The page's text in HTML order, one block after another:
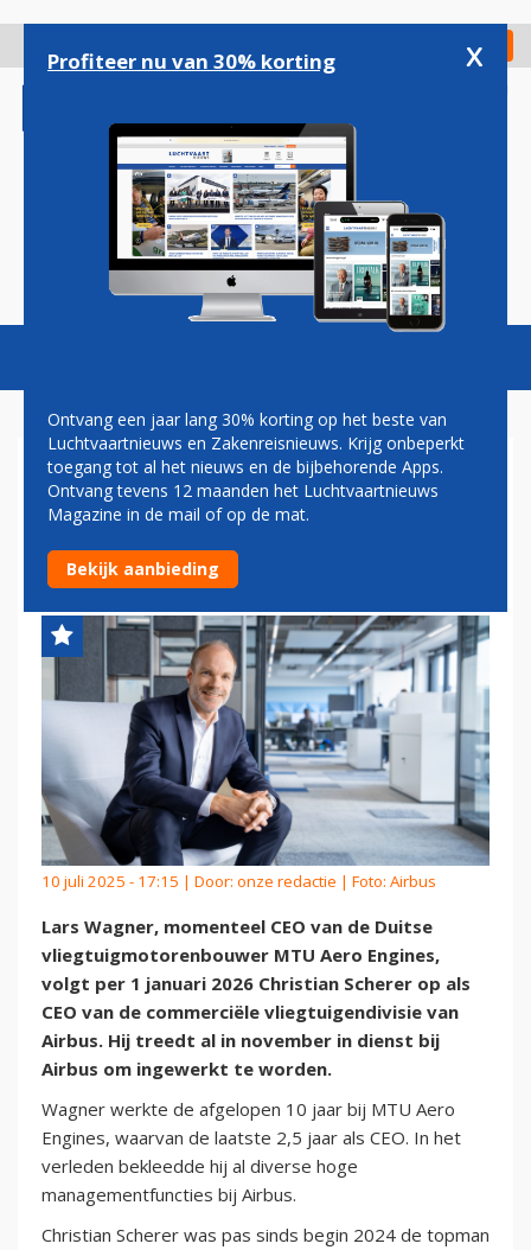
gaan
Check in
Magazine Podcasts Vacatures
LARS WAGNER NIEUWE CEO
VAN COMMERCIËLE
VLIEGTUIGENDIVISIE AIRBUS
10 juli 2025 - 17:15 | Door: onze redactie | Foto: Airbus
Lars Wagner, momenteel CEO van de Duitse
vliegtuigmotorenbouwer MTU Aero Engines,
volgt per 1 januari 2026 Christian Scherer op als
CEO van de commerciële vliegtuigendivisie van
Airbus. Hij treedt al in november in dienst bij
Airbus om ingewerkt te worden.
Wagner werkte de afgelopen 10 jaar bij MTU Aero
Engines, waarvan de laatste 2,5 jaar als CEO. In het
verleden bekleedde hij al diverse hoge
managementfuncties bij Airbus.
Christian Scherer was pas sinds begin 2024 de topman
Profiteer nu van 30% korting x
Ontvang een jaar lang 30% korting op het beste van
Luchtvaartnieuws en Zakenreisnieuws. Krijg onbeperkt
toegang tot al het nieuws en de bijbehorende Apps.
Ontvang tevens 12 maanden het Luchtvaartnieuws
Magazine in de mail of op de mat.
Bekijk aanbieding